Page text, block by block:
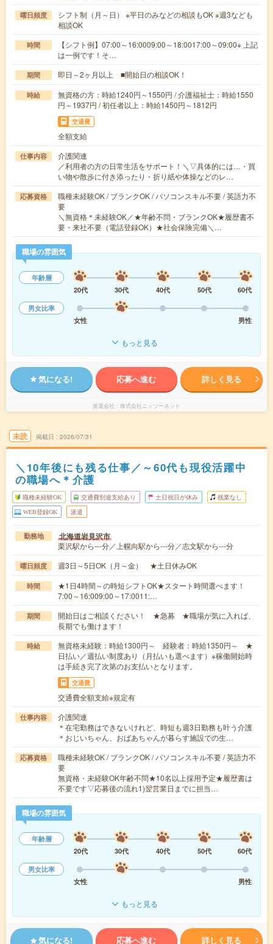
曜日頻度
シフト制（月～日） ※平日のみなどの相談もOK ※週3なども
相談OK
時間
【シフト例】07:00～16:0009:00～18:0017:00～09:00※ 上記
は一例です！そ…
期間 即日～2ヶ月以上 ■開始日の相談OK！
時給
無資格の方：時給1240円～1550円 / 介護福祉士：時給1550
円～1937円 / 初任者以上：時給1450円～1812円
交通費
全額支給
仕事内容
介護関連
／利用者の方の日常生活をサポート！＼▽具体的には…・買
い物や散歩に付き添ったり・折り紙や体操などのレ…
応募資格
職種未経験OK / ブランクOK / パソコンスキル不要 / 英語力不
要
＼無資格＊未経験OK／★年齢不問・ブランクOK★履歴書不
要・来社不要（電話登録OK）★社会保険完備＼…
職場の雰囲気
年齢層
20代
30代 40代 50代
60代
男女比率
女性
男性
もっと見る
気になる! 応募へ進む 詳しく見る
派遣会社 株式会社ニッソーネット
未読 掲載日 2026/07/31
＼10年後にも残る仕事／～60代も現役活躍中
の職場へ＊介護
職種未経験OK 交通費別途支給あり 土日祝日が休み 残業なし
WEB登録OK 派遣
勤務地 北海道岩見沢市
栗沢駅から---分／上幌向駅から---分／志文駅から---分
曜日頻度 週3日～5日OK（月～金） ★土日休みOK
時間
★1日4時間～の時短シフトOK★スタート時間選べます！
7:00～16:009:00～17:0011:…
期間
開始日はご相談ください！ ★急募 ★職場が気に入れば、
長期でも働けます！
時給
無資格未経験：時給1300円～ 経験者：時給1350円～ ★
日払い／週払い制度あり（月払いも選べます）※稼働開始時
は手続き完了次第のお支払いとなります。
交通費
交通費全額支給※規定有
仕事内容
介護関連
＊在宅勤務はできないけれど、時短も週3日勤務も叶う介護
＊おじいちゃん、おばあちゃんが暮らす施設での生…
応募資格
職種未経験OK / ブランクOK / パソコンスキル不要 / 英語力不
要
無資格・未経験OK年齢不問★10名以上採用予定★履歴書は
不要です▽応募後の流れ1)翌営業日までに担当…
職場の雰囲気
年齢層
20代
30代 40代 50代
60代
男女比率
女性
男性
もっと見る
気になる! 応募へ進む 詳しく見る